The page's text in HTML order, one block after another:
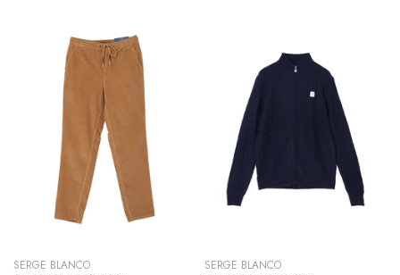
SERGE BLANCO SERGE BLANCO